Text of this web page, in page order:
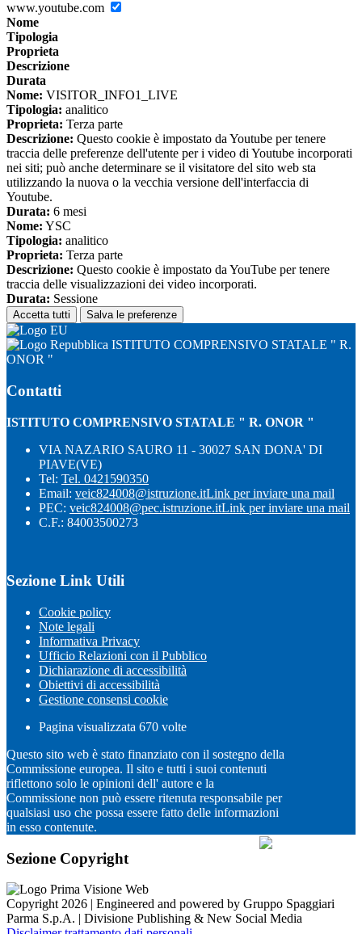
www.youtube.com
Nome
Tipologia
Proprieta
Descrizione
Durata
Nome: VISITOR_INFO1_LIVE
Tipologia: analitico
Proprieta: Terza parte
Descrizione: Questo cookie è impostato da Youtube per tenere
traccia delle preferenze dell'utente per i video di Youtube incorporati
nei siti; può anche determinare se il visitatore del sito web sta
utilizzando la nuova o la vecchia versione dell'interfaccia di
Youtube.
Durata: 6 mesi
Nome: YSC
Tipologia: analitico
Proprieta: Terza parte
Descrizione: Questo cookie è impostato da YouTube per tenere
traccia delle visualizzazioni dei video incorporati.
Durata: Sessione
Accetta tutti Salva le preferenze
ISTITUTO COMPRENSIVO STATALE " R.
ONOR "
Contatti
ISTITUTO COMPRENSIVO STATALE " R. ONOR "
VIA NAZARIO SAURO 11 - 30027 SAN DONA' DI
PIAVE(VE)
Tel: Tel. 0421590350
Email: veic824008@istruzione.itLink per inviare una mail
PEC: veic824008@pec.istruzione.itLink per inviare una mail
C.F.: 84003500273
Sezione Link Utili
Cookie policy
Note legali
Informativa Privacy
Ufficio Relazioni con il Pubblico
Dichiarazione di accessibilità
Obiettivi di accessibilità
Gestione consensi cookie
Pagina visualizzata 670 volte
Questo sito web è stato finanziato con il sostegno della
Commissione europea. Il sito e tutti i suoi contenuti
riflettono solo le opinioni dell' autore e la
Commissione non può essere ritenuta responsabile per
qualsiasi uso che possa essere fatto delle informazioni
in esso contenute.
Sezione Copyright
Copyright 2026 | Engineered and powered by Gruppo Spaggiari
Parma S.p.A. | Divisione Publishing & New Social Media